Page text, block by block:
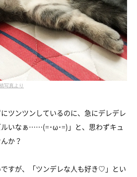
写真より
ツンツンしているのに、急にデレデレ
ルいなぁ……(=･ω･=)」と、思わずキュ
か？
すが、「ツンデレな人も好き♡」とい